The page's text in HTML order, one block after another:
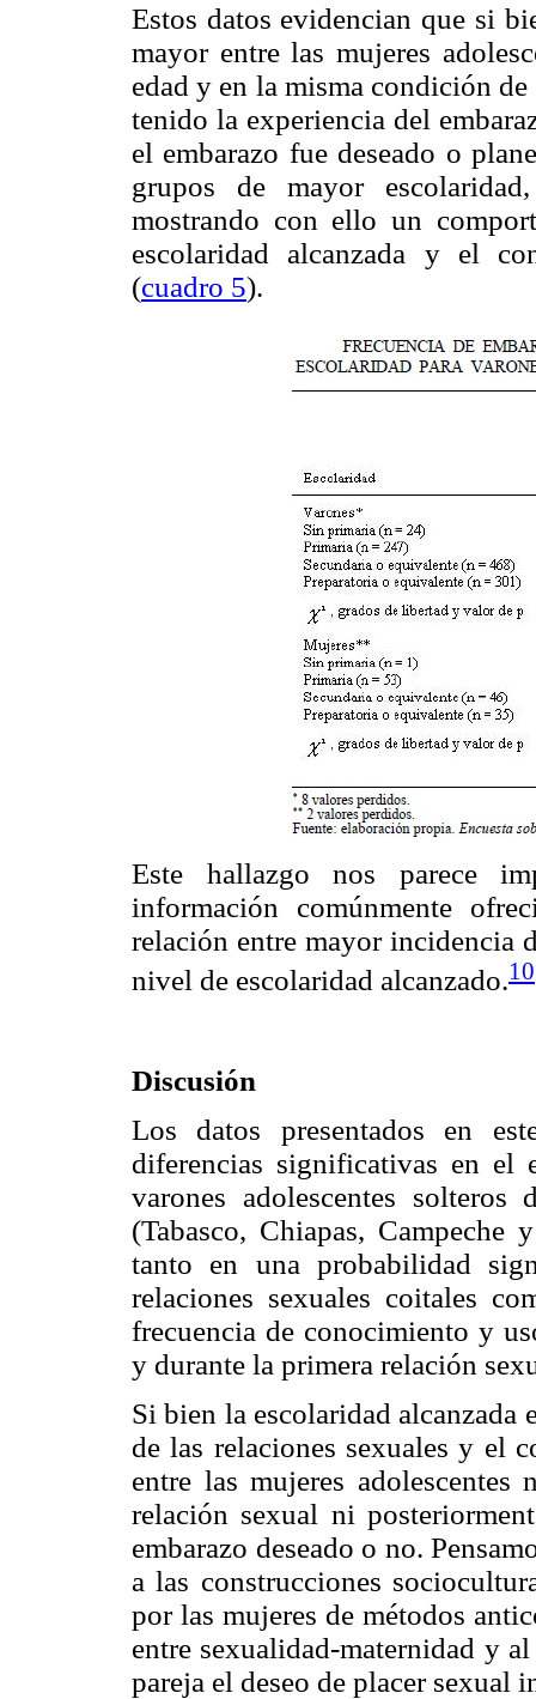
Estos datos evidencian que si
mayor entre las mujeres
edad y en la misma condición
tenido la experiencia del
el embarazo fue deseado o
grupos de mayor
mostrando con ello un
escolaridad alcanzada y el
(cuadro 5).
Este hallazgo nos parece
información comúnmente
relación entre mayor incidencia
nivel de escolaridad alcanzado.10
Discusión
Los datos presentados en
diferencias significativas en el
varones adolescentes
(Tabasco, Chiapas, Campeche
tanto en una probabilidad
relaciones sexuales coitales
frecuencia de conocimiento y
y durante la primera relación
Si bien la escolaridad alcanzada
de las relaciones sexuales y el
entre las mujeres
relación sexual ni
embarazo deseado o no.
a las construcciones
por las mujeres de métodos
entre sexualidad-maternidad y
pareja el deseo de placer sexual